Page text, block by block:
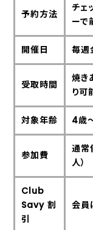
予約方法
チェ
ーで
開催日 毎週
受取時間
焼き
り可
対象年齢 4歳
参加費
通常
人）
Club
Savy 割
引
会